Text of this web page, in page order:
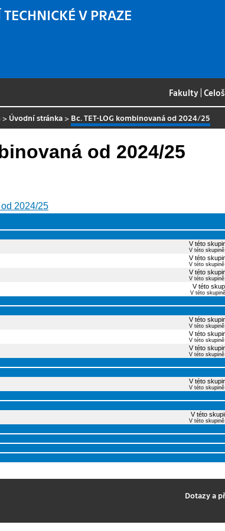
V PRAZE
Fakulty |
> Úvodní stránka > Bc. TET-LOG kombinovaná od 2024/25
od 2024/25
2024/25
V této
V této
V této
V této
V této
V této
V této
V této
V této
V této
V této
V této
V této
V této
V této
V této
V této
V této
Dotazy a